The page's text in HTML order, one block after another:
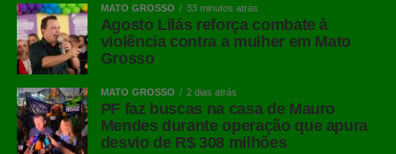
MATO GROSSO 33 minutos atrás
Agosto Lilás reforça combate à
violência contra a mulher em Mato
Grosso
MATO GROSSO 2 dias atrás
PF faz buscas na casa de Mauro
Mendes durante operação que apura
desvio de R$ 308 milhões